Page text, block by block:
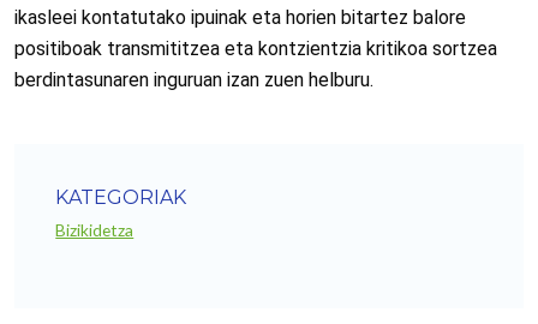
ikasleei kontatutako ipuinak eta horien bitartez balore
positiboak transmititzea eta kontzientzia kritikoa sortzea
berdintasunaren inguruan izan zuen helburu.
KATEGORIAK
Bizikidetza